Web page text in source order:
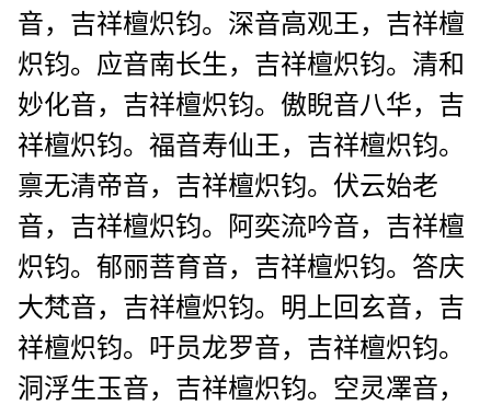
音，吉祥檀炽钧。深音高观王，吉祥檀
炽钧。应音南长生，吉祥檀炽钧。清和
妙化音，吉祥檀炽钧。傲睨音八华，吉
祥檀炽钧。福音寿仙王，吉祥檀炽钧。
禀无清帝音，吉祥檀炽钧。伏云始老
音，吉祥檀炽钧。阿奕流吟音，吉祥檀
炽钧。郁丽菩育音，吉祥檀炽钧。答庆
大梵音，吉祥檀炽钧。明上回玄音，吉
祥檀炽钧。吁员龙罗音，吉祥檀炽钧。
洞浮生玉音，吉祥檀炽钧。空灵凙音，